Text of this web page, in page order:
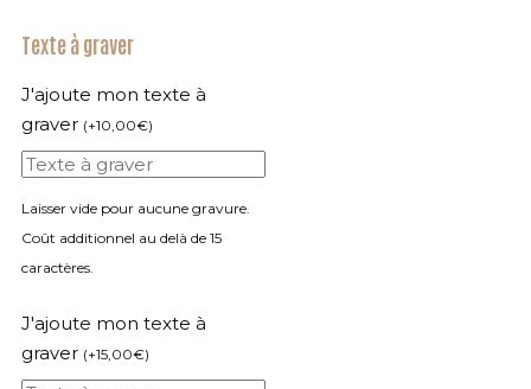
Texte à graver
J'ajoute mon texte à
graver (+10,00€)
Laisser vide pour aucune gravure.
Coût additionnel au delà de 15
caractères.
J'ajoute mon texte à
graver (+15,00€)